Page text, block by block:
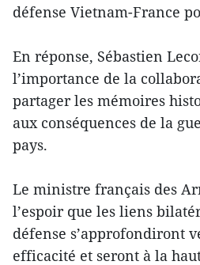
défense Vietnam-France
En réponse, Sébastien
l’importance de la
partager les mémoires
aux conséquences de la
pays.
Le ministre français des
l’espoir que les liens
défense s’approfondiront
efficacité et seront à la